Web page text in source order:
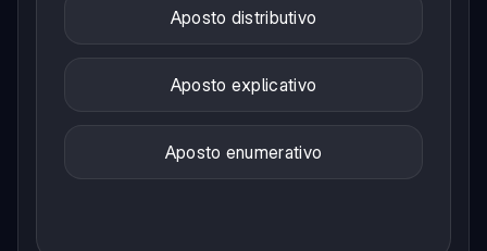
Aposto distributivo
Aposto explicativo
Aposto enumerativo